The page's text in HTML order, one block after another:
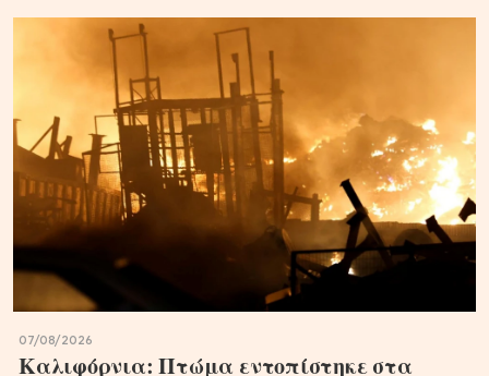
07/08/2026
Καλιφόρνια: Πτώμα εντοπίστηκε στα